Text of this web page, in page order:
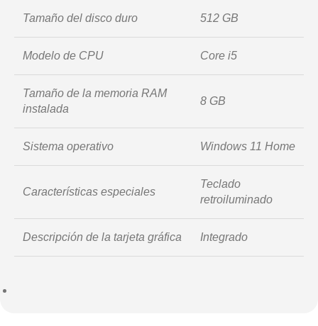
Tamaño del disco duro 512 GB
Modelo de CPU Core i5
Tamaño de la memoria RAM
instalada
8 GB
Sistema operativo Windows 11 Home
Características especiales
Teclado
retroiluminado
Descripción de la tarjeta gráfica Integrado